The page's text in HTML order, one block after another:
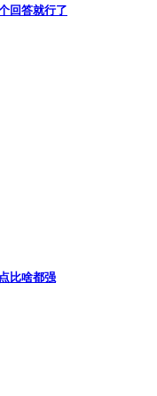
回答就行了
比啥都强